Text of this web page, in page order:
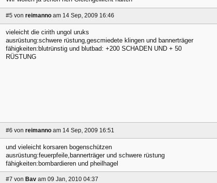
#5 von reimanno am 14 Sep, 2009 16:46
vieleicht die cirith ungol uruks
ausrüstung:schwere rüstung,gescmiedete klingen und bannerträger
fähigkeiten:blutrünstig und blutbad: +200 SCHADEN UND + 50
RÜSTUNG
#6 von reimanno am 14 Sep, 2009 16:51
und vieleicht korsaren bogenschützen
ausrüstung:feuerpfeile,bannerträger und schwere rüstung
fähigkeiten:bombardieren und pheilhagel
#7 von Bav am 09 Jan, 2010 04:37